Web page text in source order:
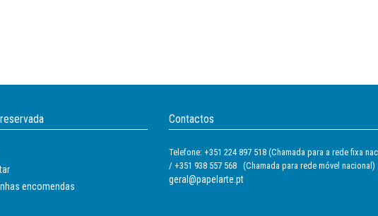
encomendas
Contactos
Telefone: +351 224 897 518 (Chamada para a rede fixa
/ +351 938 557 568 (Chamada para rede móvel
geral@papelarte.pt